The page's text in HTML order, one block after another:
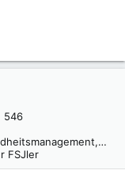
546
GuKP; B.A. Pflege- & Gesundheitsmanagement, QMB, M.A. Sozialmanagement
FSJler